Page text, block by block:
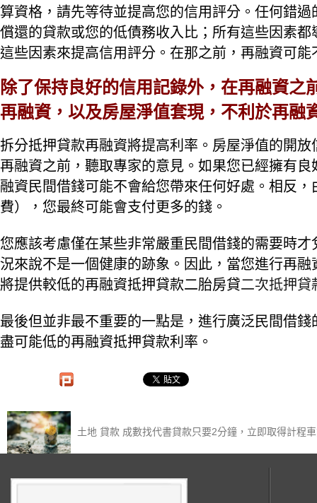
算資格，請先等待並提高您的信用評分。任何錯
償還的貸款或您的低債務收入比；所有這些因素
這些因素來提高信用評分。在那之前，再融資可
除了保持良好的信用記錄外，在再融資之
再融資，以及房屋淨值套現，不利於再融
拆分抵押貸款再融資將提高利率。房屋淨值的開
再融資之前，聽取專家的意見。如果您已經擁有
融資民間借錢可能不會給您帶來任何好處。相反
費），您最終可能會支付更多的錢。
您應該考慮僅在某些非常嚴重民間借錢的需要時
況來說不是一個健康的跡象。因此，當您進行再
將提供較低的再融資抵押貸款二胎房貸二次抵押貸
最後但並非最不重要的一點是，進行廣泛民間借
盡可能低的再融資抵押貸款利率。
土地 貸款 成數找代書貸款只要2分鐘，立即取得計程